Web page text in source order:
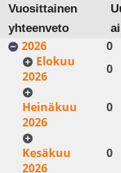
Vuosittainen
yhteenveto
2026 0
Elokuu
2026
0
Heinäkuu
2026
0
Kesäkuu
2026
0